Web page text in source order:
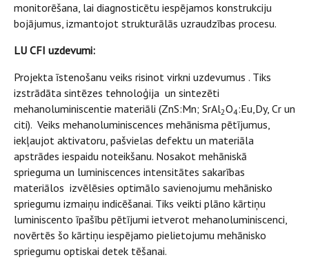
monitorēšana, lai diagnosticētu iespējamos konstrukciju
bojājumus, izmantojot strukturālās uzraudzības procesu.
LU CFI uzdevumi:
Projekta īstenošanu veiks risinot virkni uzdevumus . Tiks
izstrādāta sintēzes tehnoloģija un sintezēti
mehanoluminiscentie materiāli (ZnS:Mn; SrAl2O4:Eu,Dy, Cr un
citi). Veiks mehanoluminiscences mehānisma pētījumus,
iekļaujot aktivatoru, pašvielas defektu un materiāla
apstrādes iespaidu noteikšanu. Nosakot mehāniskā
sprieguma un luminiscences intensitātes sakarības
materiālos izvēlēsies optimālo savienojumu mehānisko
spriegumu izmaiņu indicēšanai. Tiks veikti plāno kārtiņu
luminiscento īpašību pētījumi ietverot mehanoluminiscenci,
novērtēs šo kārtiņu iespējamo pielietojumu mehānisko
spriegumu optiskai detek tēšanai.